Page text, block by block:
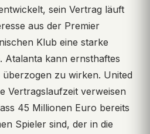
sein Vertrag läuft
aus der Premier
Klub eine starke
Atalanta kann ernsthaftes
zu wirken. United
Vertragslaufzeit verweisen
45 Millionen Euro bereits
Spieler sind, der in die